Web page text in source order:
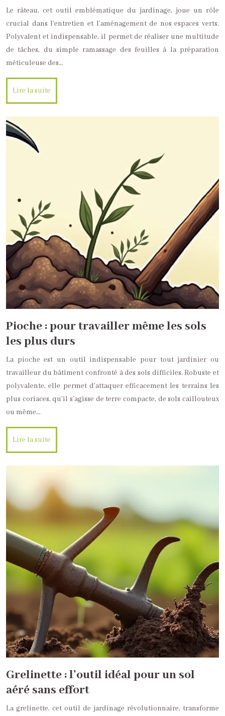
Le râteau, cet outil emblématique du jardinage, joue un rôle
crucial dans l’entretien et l’aménagement de nos espaces verts.
Polyvalent et indispensable, il permet de réaliser une multitude
de tâches, du simple ramassage des feuilles à la préparation
méticuleuse des…
Lire la suite
Pioche : pour travailler même les sols
les plus durs
La pioche est un outil indispensable pour tout jardinier ou
travailleur du bâtiment confronté à des sols difficiles. Robuste et
polyvalente, elle permet d’attaquer efficacement les terrains les
plus coriaces, qu’il s’agisse de terre compacte, de sols caillouteux
ou même…
Lire la suite
Grelinette : l’outil idéal pour un sol
aéré sans effort
La grelinette, cet outil de jardinage révolutionnaire, transforme